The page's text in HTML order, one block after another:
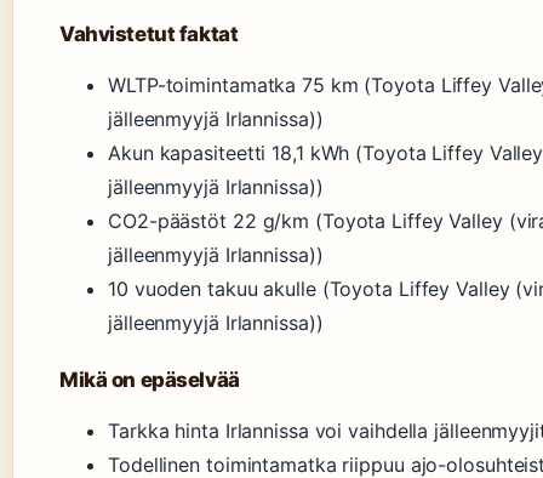
Vahvistetut faktat
WLTP-toimintamatka 75 km (Toyota Liffey
jälleenmyyjä Irlannissa))
Akun kapasiteetti 18,1 kWh (Toyota Liffey
jälleenmyyjä Irlannissa))
CO2-päästöt 22 g/km (Toyota Liffey Valley
jälleenmyyjä Irlannissa))
10 vuoden takuu akulle (Toyota Liffey Valley
jälleenmyyjä Irlannissa))
Mikä on epäselvää
Tarkka hinta Irlannissa voi vaihdella
Todellinen toimintamatka riippuu ajo-